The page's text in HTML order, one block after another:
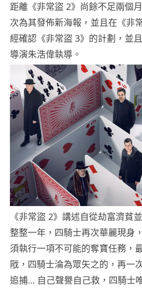
距離《非常盜 2》尚餘不足兩個
次為其發佈新海報，並且在《非
經確認《非常盜 3》的計劃，並
導演朱浩偉執導。
《非常盜 2》講述自從劫富濟貧
整整一年，四騎士再次華麗現身
須執行一項不可能的奪寶任務，
戙，四騎士淪為眾矢之的，再一
追捕… 自己聲譽自己救，四騎士